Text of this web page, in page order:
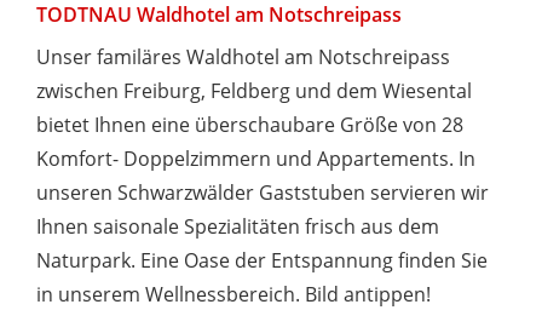
TODTNAU Waldhotel am Notschreipass
Unser familäres Waldhotel am Notschreipass
zwischen Freiburg, Feldberg und dem Wiesental
bietet Ihnen eine überschaubare Größe von 28
Komfort- Doppelzimmern und Appartements. In
unseren Schwarzwälder Gaststuben servieren wir
Ihnen saisonale Spezialitäten frisch aus dem
Naturpark. Eine Oase der Entspannung finden Sie
in unserem Wellnessbereich. Bild antippen!